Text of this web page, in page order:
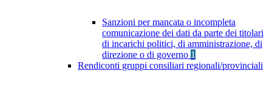
Sanzioni per mancata o incompleta
comunicazione dei dati da parte dei titolari
di incarichi politici, di amministrazione, di
direzione o di governo 1
Rendiconti gruppi consiliari regionali/provinciali